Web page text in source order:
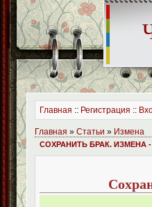
Главная :: Регистрация ::
Главная » Статьи » Измена
СОХРАНИТЬ БРАК. ИЗМЕНА